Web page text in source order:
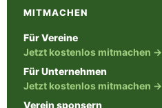
MITMACHEN
Für Vereine
Jetzt kostenlos mitmachen →
Für Unternehmen
Jetzt kostenlos mitmachen →
Verein sponsern